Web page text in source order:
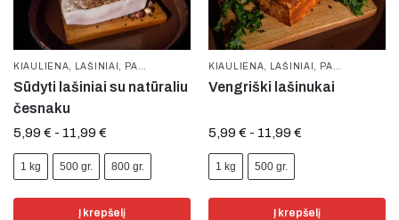
KIAULIENA LAŠINIAI PAMĖGTOS PREKĖS
Sūdyti lašiniai su natūraliu
česnaku
5,99 € - 11,99 €
1 kg 500 gr. 800 gr.
Į krepšelį
KIAULIENA LAŠINIAI PAMĖGTOS PREKĖS
Vengriški lašinukai
5,99 € - 11,99 €
1 kg 500 gr.
Į krepšelį